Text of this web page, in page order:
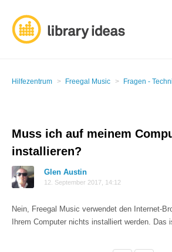
Hilfezentrum Freegal Music Fragen -
Muss ich auf meinem
installieren?
Glen Austin
12. September 2017, 14:12
Nein, Freegal Music verwendet den Internet-
Ihrem Computer nichts installiert werden.